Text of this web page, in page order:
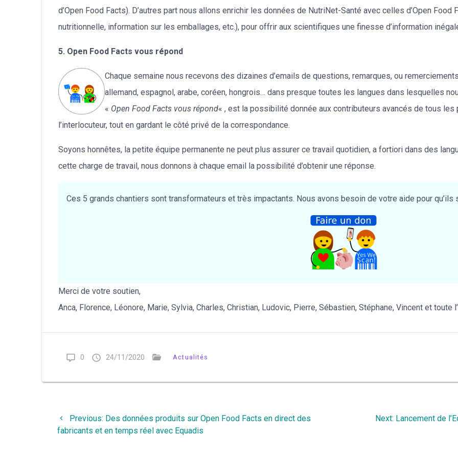
d’Open Food Facts). D’autres part nous allons enrichir les données de NutriNet-Santé avec celles d’Open
nutritionnelle, information sur les emballages, etc.), pour offrir aux scientifiques une finesse d’information
5. Open Food Facts vous répond
Chaque semaine nous recevons des dizaines d’emails de questions, remarques, ou
allemand, espagnol, arabe, coréen, hongrois… dans presque toutes les langues dans lesquelles
« Open Food Facts vous répond« , est la possibilité donnée aux contributeurs avancés de tous
l’interlocuteur, tout en gardant le côté privé de la correspondance.
Soyons honnêtes, la petite équipe permanente ne peut plus assurer ce travail quotidien, a fortiori dans des
cette charge de travail, nous donnons à chaque email la possibilité d’obtenir une réponse.
Ces 5 grands chantiers sont transformateurs et très impactants. Nous avons besoin de votre aide pour qu’ils
Merci de votre soutien,
Anca, Florence, Léonore, Marie, Sylvia, Charles, Christian, Ludovic, Pierre, Sébastien, Stéphane, Vincent et toute
0 24/11/2020 Actualités
Navigation
de
Previous: Previous
post:
Des données produits sur Open Food Facts en direct des
fabricants et en temps réel avec Equadis
Next: Next
Lancement de